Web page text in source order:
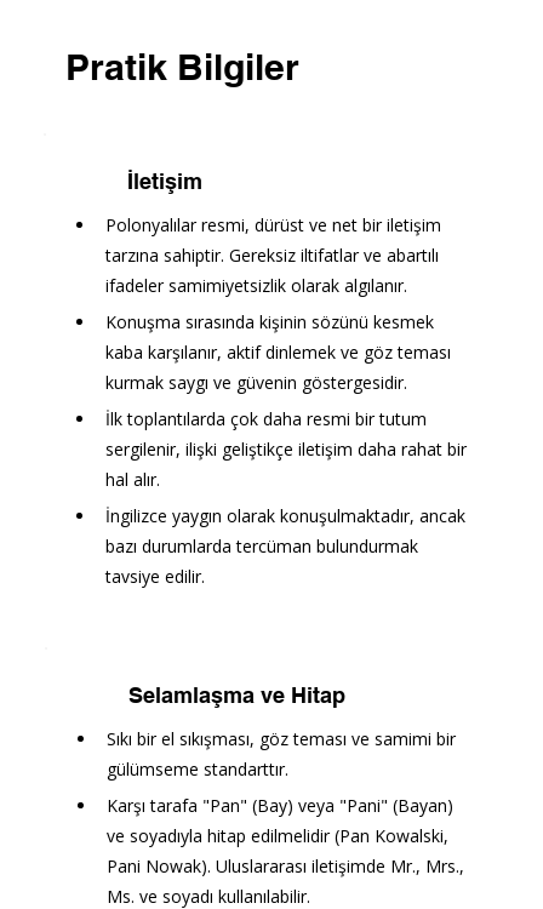
Selamlaşma ve Hitap
Sıkı bir el sıkışması, göz teması ve samimi bir
gülümseme standarttır.
Karşı tarafa "Pan" (Bay) veya "Pani" (Bayan)
ve soyadıyla hitap edilmelidir (Pan Kowalski,
Pani Nowak). Uluslararası iletişimde Mr., Mrs.,
Ms. ve soyadı kullanılabilir.
İletişim
Polonyalılar resmi, dürüst ve net bir iletişim
tarzına sahiptir. Gereksiz iltifatlar ve abartılı
ifadeler samimiyetsizlik olarak algılanır.
Konuşma sırasında kişinin sözünü kesmek
kaba karşılanır, aktif dinlemek ve göz teması
kurmak saygı ve güvenin göstergesidir.
İlk toplantılarda çok daha resmi bir tutum
sergilenir, ilişki geliştikçe iletişim daha rahat bir
hal alır.
İngilizce yaygın olarak konuşulmaktadır, ancak
bazı durumlarda tercüman bulundurmak
tavsiye edilir.
Pratik Bilgiler